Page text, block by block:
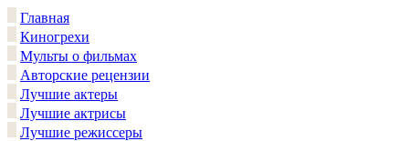
Главная
Киногрехи
Мульты о фильмах
Авторские рецензии
Лучшие актеры
Лучшие актрисы
Лучшие режиссеры